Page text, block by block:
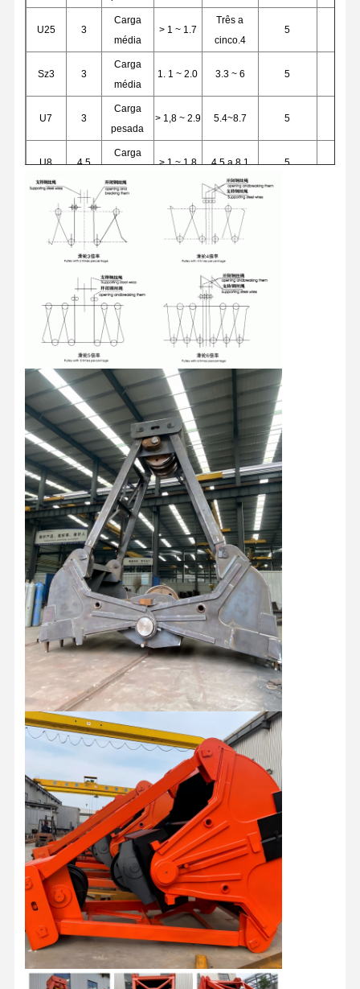
U25 3
Carga
média
> 1 ~ 1.7
Três a
cinco.4
5
Sz3 3
Carga
média
1. 1 ~ 2.0 3.3 ~ 6 5
U7 3
Carga
pesada
> 1,8 ~ 2.9 5.4~8.7 5
U8 4.5
Carga
> 1 ~ 1.8 4.5 a 8.1 5